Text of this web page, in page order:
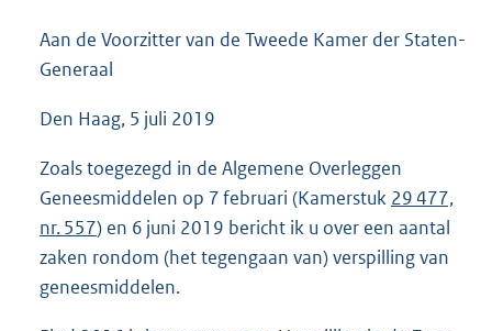
Aan de Voorzitter van de Tweede Kamer der Staten-
Generaal
Den Haag, 5 juli 2019
Zoals toegezegd in de Algemene Overleggen
Geneesmiddelen op 7 februari (Kamerstuk 29 477,
nr. 557) en 6 juni 2019 bericht ik u over een aantal
zaken rondom (het tegengaan van) verspilling van
geneesmiddelen.